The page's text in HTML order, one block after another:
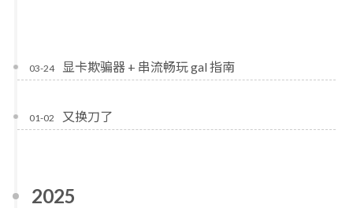
03-24 显卡欺骗器 + 串流畅玩 gal 指南
01-02 又换刀了
2025